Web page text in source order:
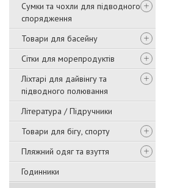
Сумки та чохли для підводного
спорядження
Товари для басейну
Сітки для морепродуктів
Ліхтарі для дайвінгу та
підводного полювання
Література / Підручники
Товари для бігу, спорту
Пляжний одяг та взуття
Годинники